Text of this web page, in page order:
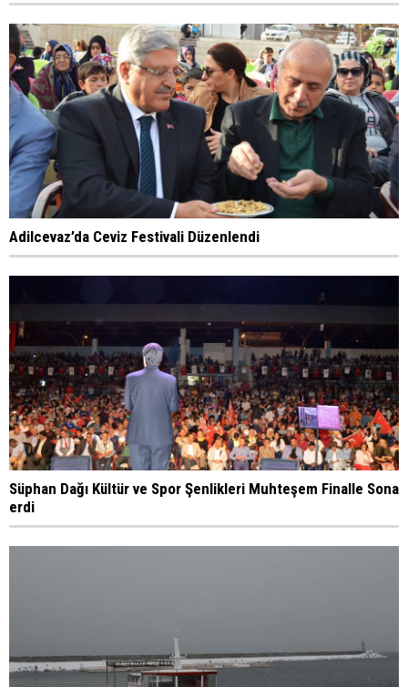
Adilcevaz’da Ceviz Festivali Düzenlendi
Süphan Dağı Kültür ve Spor Şenlikleri Muhteşem Finalle Sona
erdi